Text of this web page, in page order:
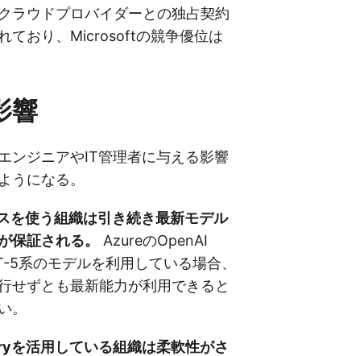
ラウドプロバイダーとの独占契約
ており、Microsoftの競争優位は
響
ンジニアやIT管理者に与える影響
うになる。
を使う組織は引き続き最新モデル
保証される。
AzureのOpenAI
5系のモデルを利用している場合、
せずとも最新能力が利用できると
。
活用している組織は柔軟性がさ